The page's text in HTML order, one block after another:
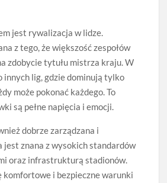
jest rywalizacja w lidze.
z tego, że większość zespołów
zdobycie tytułu mistrza kraju. W
innych lig, gdzie dominują tylko
może pokonać każdego. To
są pełne napięcia i emocji.
dobrze zarządzana i
jest znana z wysokich standardów
oraz infrastrukturą stadionów.
komfortowe i bezpieczne warunki